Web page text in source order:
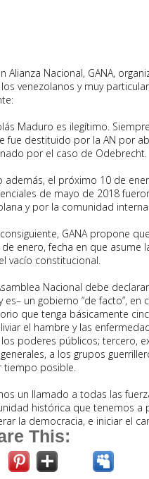
Alianza Nacional, GANA,
venezolanos y muy
Maduro es ilegítimo.
fue destituido por la AN por
por el caso de Odebrecht.
además, el próximo 10 de
de mayo de 2018
y por la comunidad
GANA propone
enero, fecha en que asume
vacío constitucional.
Nacional debe
es– un gobierno “de facto”,
que tenga básicamente
el hambre y las
poderes públicos; tercero,
a los grupos
tiempo posible.
un llamado a todas las
histórica que tenemos a
la democracia, e iniciar el
This: